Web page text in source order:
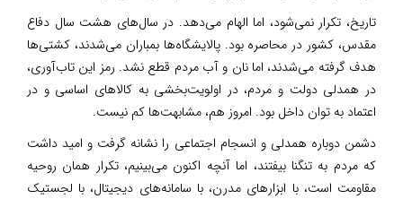
تاریخ، تکرار نمی‌شود، اما الهام می‌دهد. در سال‌های هشت سال دفاع
مقدس، کشور در محاصره بود. پالایشگاه‌ها بمباران می‌شدند، کشتی‌ها
هدف گرفته می‌شدند، اما نان و آب مردم قطع نشد. رمز این تاب‌آوری،
در همدلی دولت و مردم، در اولویت‌بخشی به کالاهای اساسی و در
اعتماد به توان داخل بود. امروز هم، مشابهت‌ها کم نیست.
دشمن دوباره همدلی و انسجام اجتماعی را نشانه گرفت و امید داشت
که مردم به تنگنا بیفتند، اما آنچه اکنون می‌بینیم، تکرار همان روحیه
مقاومت است، با ابزارهای مدرن، با سامانه‌های دیجیتال، با لجستیک